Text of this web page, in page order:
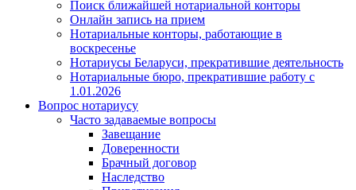
Поиск ближайшей нотариальной конторы
Онлайн запись на прием
Нотариальные конторы, работающие в
воскресенье
Нотариусы Беларуси, прекратившие деятельность
Нотариальные бюро, прекратившие работу с
1.01.2026
Вопрос нотариусу
Часто задаваемые вопросы
Завещание
Доверенности
Брачный договор
Наследство